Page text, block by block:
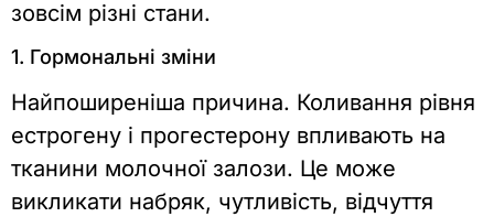
зовсім різні стани.
1. Гормональні зміни
Найпоширеніша причина. Коливання рівня
естрогену і прогестерону впливають на
тканини молочної залози. Це може
викликати набряк, чутливість, відчуття